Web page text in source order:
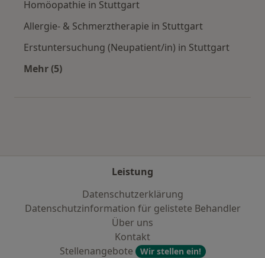
Homöopathie in Stuttgart
Allergie- & Schmerztherapie in Stuttgart
Erstuntersuchung (Neupatient/in) in Stuttgart
Mehr (5)
Leistung
Datenschutzerklärung
Datenschutzinformation für gelistete Behandler
Über uns
Kontakt
Stellenangebote
Wir stellen ein!